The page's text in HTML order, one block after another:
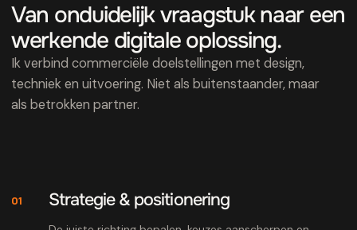
Van onduidelijk vraagstuk naar een
werkende digitale oplossing.
Ik verbind commerciële doelstellingen met design,
techniek en uitvoering. Niet als buitenstaander, maar
als betrokken partner.
01 Strategie & positionering